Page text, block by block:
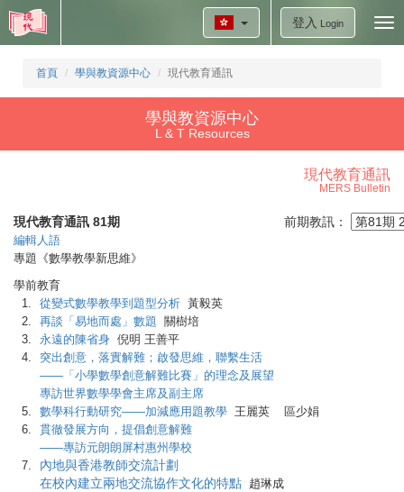
登入 Login
首頁 學與教資源中心 現代教育通訊
學與教資源中心
L & T Resources
現代教育通訊
MERS Bulletin
現代教育通訊 81期 前期教訊：
編輯人語
專題《數學教學新思維》
學前教育
1.
從變式數學教學到題型分析 黃毅英
2.
再談「易地而處」數題 關樹培
3.
永遠的陳省身 倪明 王善平
4.
突出創意，落實解難；啟發思維，聯繫生活
——「小學數學創意解難比賽」的理念及展望
專訪世界數學學會主席及副主席
5.
數學科行動研究——加減應用題教學 王麗英 區少娟
6.
貫徹發展方向，提倡創意解難
——專訪元朗朗屏村惠州學校
7.
內地與香港教師交流計劃
在校內建立兩地交流協作文化的特點 趙琳成